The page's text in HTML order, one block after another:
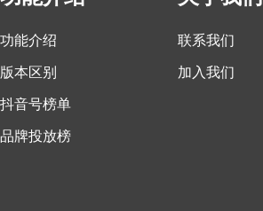
功能介绍
版本区别
抖音号榜单
品牌投放榜
联系我们
加入我们